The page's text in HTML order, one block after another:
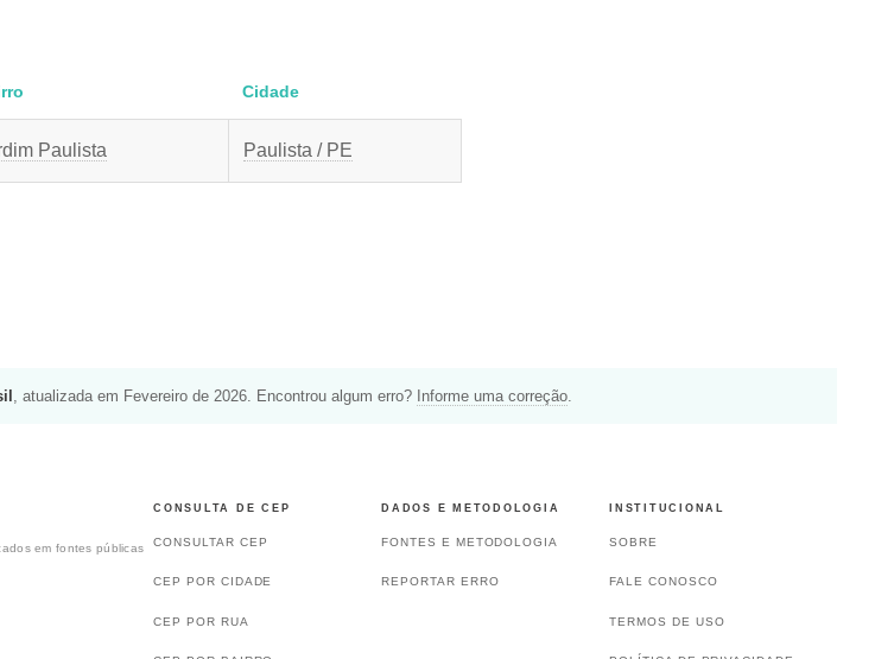
Cidade
Paulista Paulista / PE
, atualizada em Fevereiro de 2026. Encontrou algum erro? Informe uma correção
em fontes públicas
CONSULTA DE CEP
CONSULTAR CEP
CEP POR CIDADE
CEP POR RUA
DADOS E METODOLOGIA
FONTES E METODOLOGIA
REPORTAR ERRO
INSTITUCIONAL
SOBRE
FALE CONOSCO
TERMOS DE USO